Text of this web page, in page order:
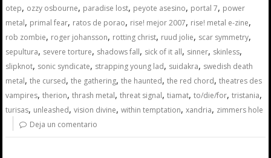
otep, ozzy osbourne, paradise lost, peyote asesino, portal 7, power
metal, primal fear, ratos de porao, rise! mejor 2007, rise! metal e-zine,
rob zombie, roger johansson, rotting christ, ruud jolie, scar symmetry,
sepultura, severe torture, shadows fall, sick of it all, sinner, skinless,
slipknot, sonic syndicate, strapping young lad, suidakra, swedish death
metal,the cursed,the gathering,the haunted,the red chord,theatres des
vampires,therion,thrash metal,threat signal,tiamat,to/die/for,tristania,
turisas, unleashed,vision divine,within temptation,xandria, zimmers hole
Deja un comentario